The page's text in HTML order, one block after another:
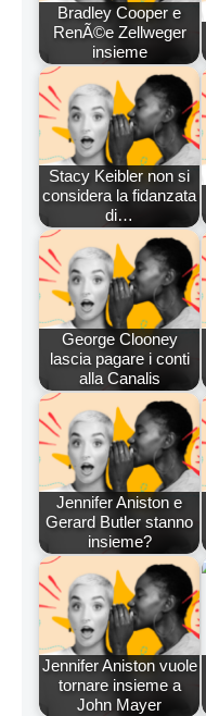
Bradley Cooper e
RenÃ©e Zellweger
insieme
Stacy Keibler non si
considera la fidanzata
di…
George Clooney
lascia pagare i conti
alla Canalis
Jennifer Aniston e
Gerard Butler stanno
insieme?
Jennifer Aniston vuole
tornare insieme a
John Mayer